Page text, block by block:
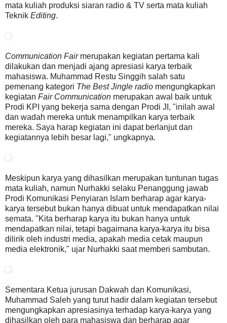
mata kuliah produksi siaran radio & TV serta mata kuliah
Teknik Editing.
Communication Fair merupakan kegiatan pertama kali
dilakukan dan menjadi ajang apresiasi karya terbaik
mahasiswa. Muhammad Restu Singgih salah satu
pemenang kategori The Best Jingle radio mengungkapkan
kegiatan Fair Communication merupakan awal baik untuk
Prodi KPI yang bekerja sama dengan Prodi JI, "inilah awal
dan wadah mereka untuk menampilkan karya terbaik
mereka. Saya harap kegiatan ini dapat berlanjut dan
kegiatannya lebih besar lagi," ungkapnya.
Meskipun karya yang dihasilkan merupakan tuntunan tugas
mata kuliah, namun Nurhakki selaku Penanggung jawab
Prodi Komunikasi Penyiaran Islam berharap agar karya-
karya tersebut bukan hanya dibuat untuk mendapatkan nilai
semata. "Kita berharap karya itu bukan hanya untuk
mendapatkan nilai, tetapi bagaimana karya-karya itu bisa
dilirik oleh industri media, apakah media cetak maupun
media elektronik," ujar Nurhakki saat memberi sambutan.
Sementara Ketua jurusan Dakwah dan Komunikasi,
Muhammad Saleh yang turut hadir dalam kegiatan tersebut
mengungkapkan apresiasinya terhadap karya-karya yang
dihasilkan oleh para mahasiswa dan berharap agar